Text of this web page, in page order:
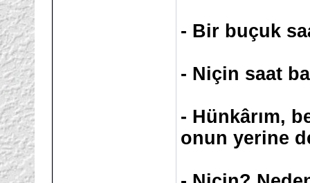
- Bir buçuk
- Niçin saat
- Hünkârım,
onun yerine